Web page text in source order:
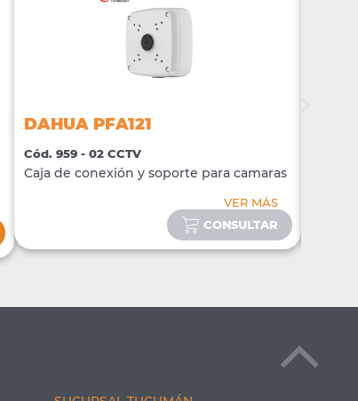
DAHUA PFA121
Cód. 959 - 02 CCTV
Caja de conexión y soporte para camaras
VER MÁS
CONSULTAR